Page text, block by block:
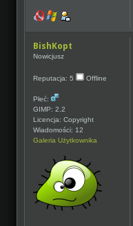
BishKopt
Nowicjusz
Reputacja: 5 Offline
Płeć:
GIMP: 2.2
Licencja: Copyright
Wiadomości: 12
Galeria Użytkownika